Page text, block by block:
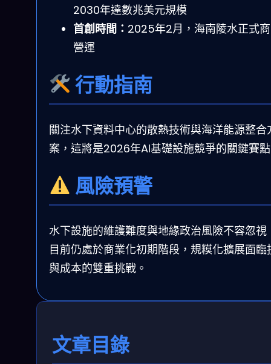
2030年達數兆美元規模
首創時間： 2025年2月，海南陵水正式
營運
行動指南
關注水下資料中心的散熱技術與海洋能源整合
案，這將是2026年AI基礎設施競爭的關鍵賽
風險預警
水下設施的維護難度與地緣政治風險不容忽視
目前仍處於商業化初期階段，規糢化擴展面臨
與成本的雙重挑戰。
文章目錄